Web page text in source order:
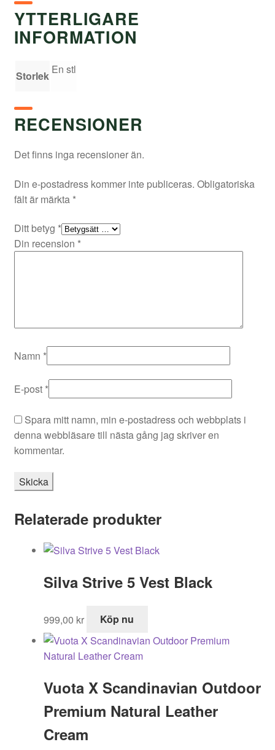
YTTERLIGARE
INFORMATION
Storlek En stl
RECENSIONER
Det finns inga recensioner än.
Din e-postadress kommer inte publiceras. Obligatoriska
fält är märkta *
Ditt betyg *
Din recension *
Namn *
E-post *
Spara mitt namn, min e-postadress och webbplats i
denna webbläsare till nästa gång jag skriver en
kommentar.
Relaterade produkter
Silva Strive 5 Vest Black
999,00 kr Köp nu
Vuota X Scandinavian Outdoor
Premium Natural Leather
Cream